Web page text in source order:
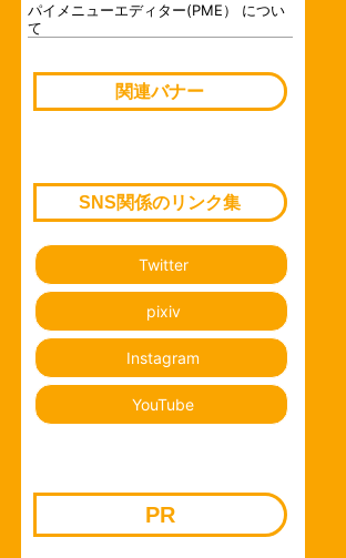
パイメニューエディター(PME） につい
て
関連バナー
SNS関係のリンク集
Twitter
pixiv
Instagram
YouTube
PR